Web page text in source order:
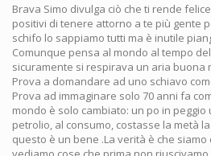
Brava Simo divulga ciò che ti rende
positivi di tenere attorno a te più gente
schifo lo sappiamo tutti ma è inutile
Comunque pensa al mondo al tempo
sicuramente si respirava un aria buona
Prova a domandare ad uno schiavo
Prova ad immaginare solo 70 anni fa
mondo è solo cambiato: un po in peggio
petrolio, al consumo, costasse la metà
questo è un bene .La verità è che